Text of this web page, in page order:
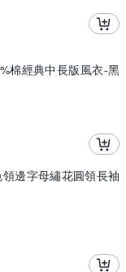
棉經典中長版風衣-黑
邊字母繡花圓領長袖